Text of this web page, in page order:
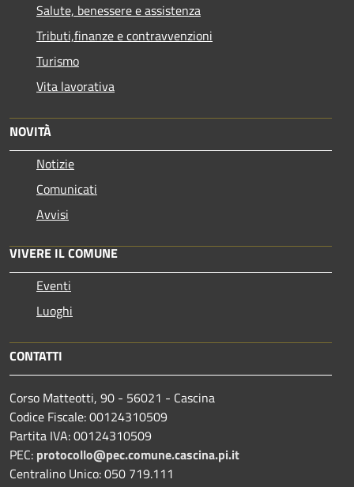
Salute, benessere e assistenza
Tributi,finanze e contravvenzioni
Turismo
Vita lavorativa
NOVITÀ
Notizie
Comunicati
Avvisi
VIVERE IL COMUNE
Eventi
Luoghi
CONTATTI
Corso Matteotti, 90 - 56021 - Cascina
Codice Fiscale: 00124310509
Partita IVA: 00124310509
PEC: protocollo@pec.comune.cascina.pi.it
Centralino Unico: 050 719.111